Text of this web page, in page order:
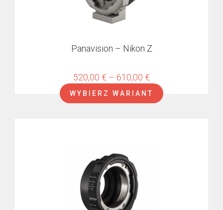
Panavision – Nikon Z
520,00 € – 610,00 €Zakres
cen:
od
WYBIERZ WARIANT